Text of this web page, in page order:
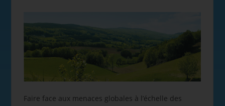
Faire face aux menaces globales à l’échelle des